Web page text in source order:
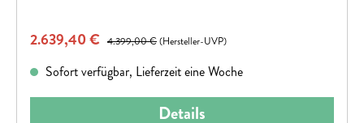
Verkaufspreis:
2.639,40 € Regulärer Preis:
4.399,00 €(Hersteller-UVP)
Sofort verfügbar, Lieferzeit eine Woche
Details